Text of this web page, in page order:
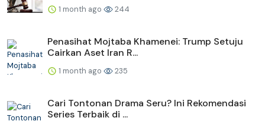
1 month ago 244
Penasihat Mojtaba Khamenei: Trump Setuju
Cairkan Aset Iran R...
1 month ago 235
Cari Tontonan Drama Seru? Ini Rekomendasi
Series Terbaik di ...